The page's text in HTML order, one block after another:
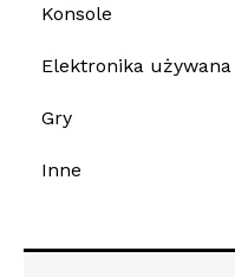
Konsole
Elektronika używana
Gry
Inne